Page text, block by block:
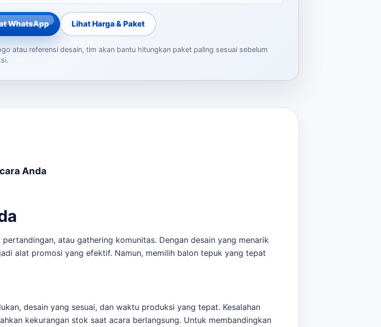
WhatsApp Lihat Harga & Paket
atau referensi desain, tim akan bantu hitungkan paket paling sesuai sebelum
Anda
atau gathering komunitas. Dengan desain yang menarik
alat promosi yang efektif. Namun, memilih balon tepuk yang tepat
desain yang sesuai, dan waktu produksi yang tepat. Kesalahan
kekurangan stok saat acara berlangsung. Untuk membandingkan